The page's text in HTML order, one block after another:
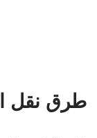
طرق نقل